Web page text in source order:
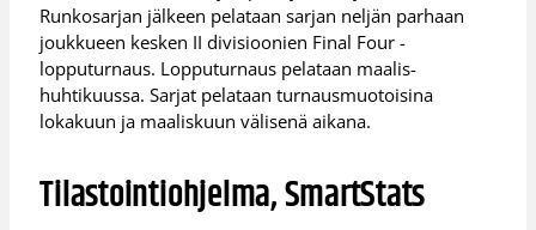
Runkosarjan jälkeen pelataan sarjan neljän parhaan
joukkueen kesken II divisioonien Final Four -
lopputurnaus. Lopputurnaus pelataan maalis-
huhtikuussa. Sarjat pelataan turnausmuotoisina
lokakuun ja maaliskuun välisenä aikana.
Tilastointiohjelma, SmartStats